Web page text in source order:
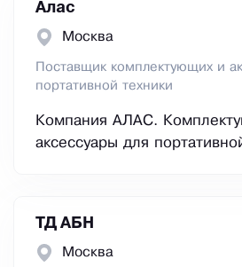
Алас
Москва
Поставщик комплектующих и
портативной техники
Компания АЛАС.
аксессуары для
ТД АБН
Москва